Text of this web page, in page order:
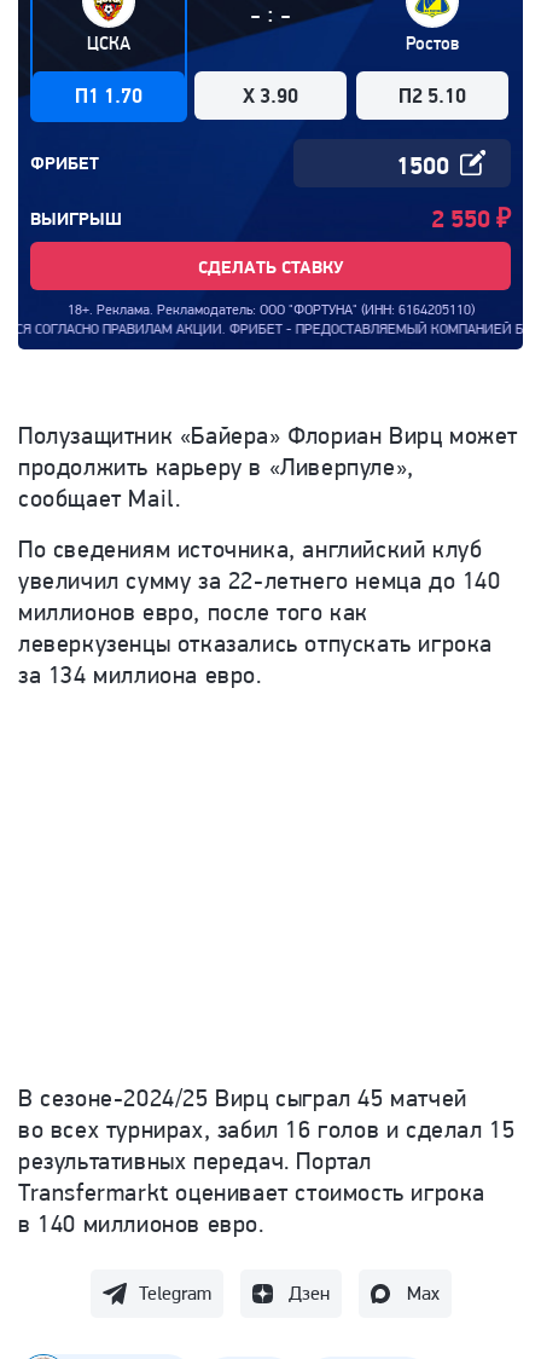
ЦСКА
П1 1.70
- : -
X 3.90
Ростов
П2 5.10
ФРИБЕТ
ВЫИГРЫШ 2 550 ₽
СДЕЛАТЬ СТАВКУ
18+. Реклама. Рекламодатель: ООО "ФОРТУНА" (ИНН: 6164205110)
ПРАВИЛАМ АКЦИИ. ФРИБЕТ - ПРЕДОСТАВЛЯЕМЫЙ КОМПАНИЕЙ БОНУС,
Полузащитник «Байера» Флориан Вирц может
продолжить карьеру в «Ливерпуле»,
сообщает Mail.
По сведениям источника, английский клуб
увеличил сумму за 22-летнего немца до 140
миллионов евро, после того как
леверкузенцы отказались отпускать игрока
за 134 миллиона евро.
В сезоне-2024/25 Вирц сыграл 45 матчей
во всех турнирах, забил 16 голов и сделал 15
результативных передач. Портал
Transfermarkt оценивает стоимость игрока
в 140 миллионов евро.
Telegram Дзен Max